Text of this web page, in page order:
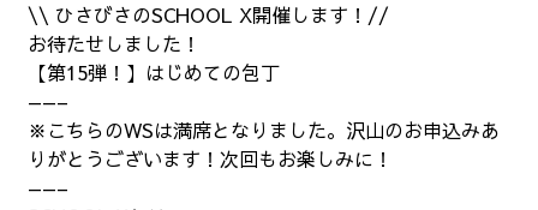
\\ ひさびさのSCHOOL X開催します！//
お待たせしました！
【第15弾！】はじめての包丁
——–
※こちらのWSは満席となりました。沢山のお申込みあ
りがとうございます！次回もお楽しみに！
——–